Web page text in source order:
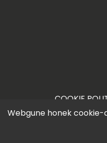
COOKIE
©2026
Webgune honek cookie-